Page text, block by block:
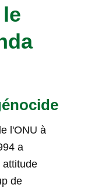
l'ONU à
a
attitude
de